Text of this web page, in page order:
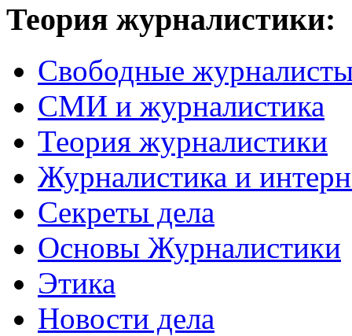
Теория журналистики:
Свободные
СМИ и журналистика
Теория журналистики
Журналистика и
Секреты дела
Основы Журналистики
Этика
Новости дела